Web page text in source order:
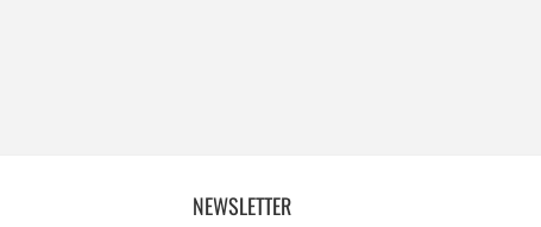
NEWSLETTER